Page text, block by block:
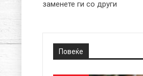
заменете ги со други
Повеќе